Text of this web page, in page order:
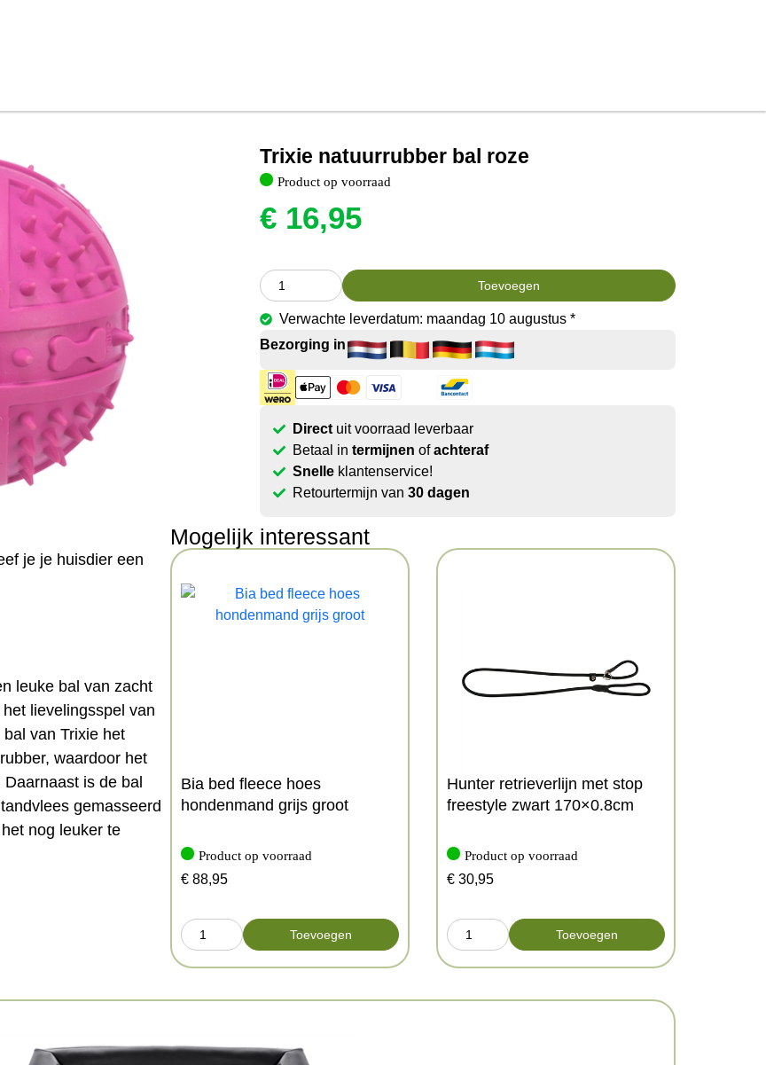
Trixie natuurrubber bal roze
Product op voorraad
€16,95
Toevoegen
Verwachte leverdatum: maandag 10 augustus *
Bezorging in
Direct uit voorraad leverbaar
Betaal intermijnen ofachteraf
Snelle klantenservice!
Retourtermijn van30 dagen
je je huisdier een
leuke bal van zacht
lievelingsspel van
van Trixie het
waardoor het
is de bal
gemasseerd
nog leuker te
Mogelijk interessant
Bia bed fleece hoes
hondenmand grijs groot
Product op voorraad
€ 88,95
Toevoegen
Hunter retrieverlijn met stop
freestyle zwart 170×0.8cm
Product op voorraad
€ 30,95
Toevoegen